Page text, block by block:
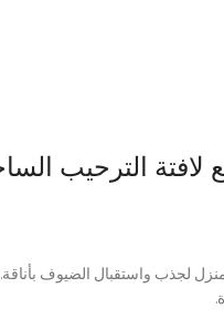
الترحيب
لجذب واستقبال الضيوف